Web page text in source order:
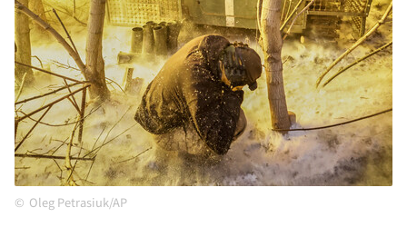
Oleg Petrasiuk/AP